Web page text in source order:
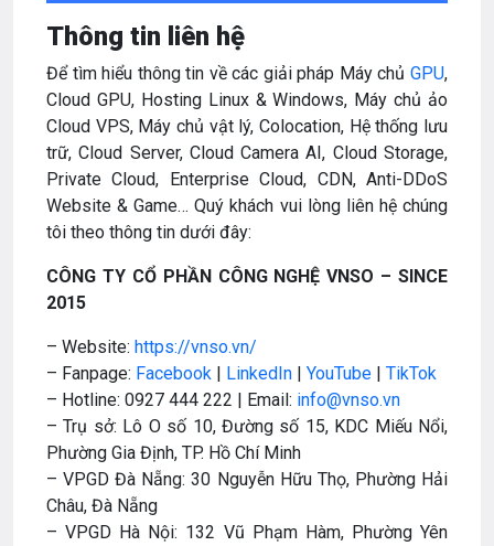
Thông tin liên hệ
Để tìm hiểu thông tin về các giải pháp Máy chủ GPU,
Cloud GPU, Hosting Linux & Windows, Máy chủ ảo
Cloud VPS, Máy chủ vật lý, Colocation, Hệ thống lưu
trữ, Cloud Server, Cloud Camera AI, Cloud Storage,
Private Cloud, Enterprise Cloud, CDN, Anti-DDoS
Website & Game… Quý khách vui lòng liên hệ chúng
tôi theo thông tin dưới đây:
CÔNG TY CỔ PHẦN CÔNG NGHỆ VNSO – SINCE
2015
– Website: https://vnso.vn/
– Fanpage: Facebook | LinkedIn | YouTube | TikTok
– Hotline: 0927 444 222 | Email: info@vnso.vn
– Trụ sở: Lô O số 10, Đường số 15, KDC Miếu Nổi,
Phường Gia Định, TP. Hồ Chí Minh
– VPGD Đà Nẵng: 30 Nguyễn Hữu Thọ, Phường Hải
Châu, Đà Nẵng
– VPGD Hà Nội: 132 Vũ Phạm Hàm, Phường Yên